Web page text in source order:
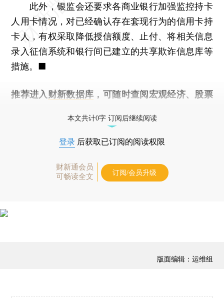
此外，银监会还要求各商业银行加强监控持卡
人用卡情况，对已经确认存在套现行为的信用卡持
卡人，有权采取降低授信额度、止付、将相关信息
录入征信系统和银行间已建立的共享欺诈信息库等
措施。■
推荐进入 财新数据库 ，可随时查阅宏观经济、股票
本文共计0字 订阅后继续阅读
登录 后获取已订阅的阅读权限
财新通会员
可畅读全文
订阅/会员升级
版面编辑：运维组